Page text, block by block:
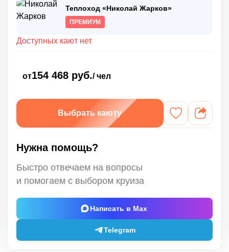
Теплоход «Николай Жарков»
ПРЕМИУМ
Доступных кают нет
от154 468 руб./ чел
Выбрать каюту
Нужна помощь?
Быстро отвечаем на вопросы
и помогаем с выбором круиза
Написать в Max
Telegram